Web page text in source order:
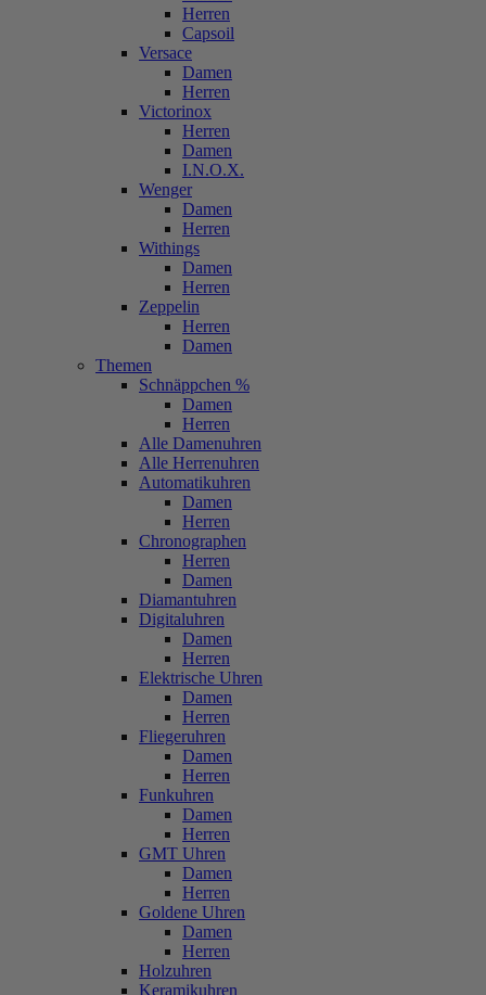
Herren
Capsoil
Versace
Damen
Herren
Victorinox
Herren
Damen
I.N.O.X.
Wenger
Damen
Herren
Withings
Damen
Herren
Zeppelin
Herren
Damen
Themen
Schnäppchen %
Damen
Herren
Alle Damenuhren
Alle Herrenuhren
Automatikuhren
Damen
Herren
Chronographen
Herren
Damen
Diamantuhren
Digitaluhren
Damen
Herren
Elektrische Uhren
Damen
Herren
Fliegeruhren
Damen
Herren
Funkuhren
Damen
Herren
GMT Uhren
Damen
Herren
Goldene Uhren
Damen
Herren
Holzuhren
Keramikuhren